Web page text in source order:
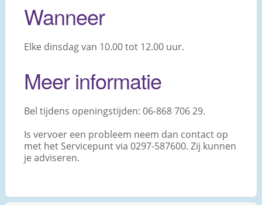
Wanneer
Elke dinsdag van 10.00 tot 12.00 uur.
Meer informatie
Bel tijdens openingstijden: 06-868 706 29.
Is vervoer een probleem neem dan contact op
met het Servicepunt via 0297-587600. Zij kunnen
je adviseren.